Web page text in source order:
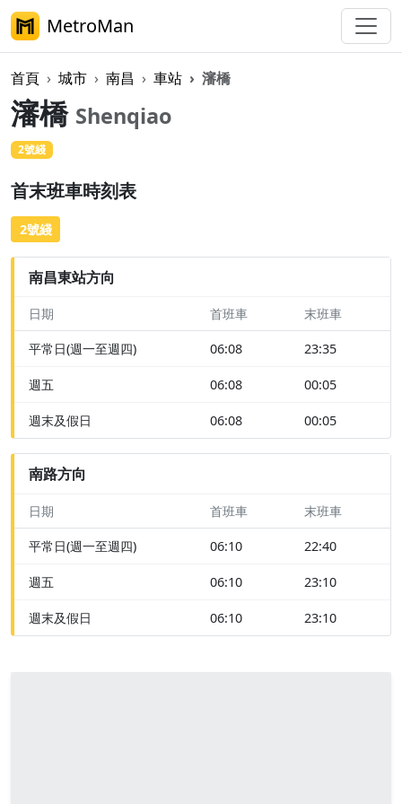
MetroMan
首頁 城市 南昌 車站 瀋橋
瀋橋 Shenqiao
2號綫
首末班車時刻表
2號綫
南昌東站方向
日期 首班車 末班車
平常日(週一至週四) 06:08 23:35
週五 06:08 00:05
週末及假日 06:08 00:05
南路方向
日期 首班車 末班車
平常日(週一至週四) 06:10 22:40
週五 06:10 23:10
週末及假日 06:10 23:10